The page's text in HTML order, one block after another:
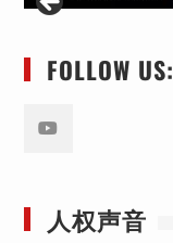
FOLLOW US:
人权声音